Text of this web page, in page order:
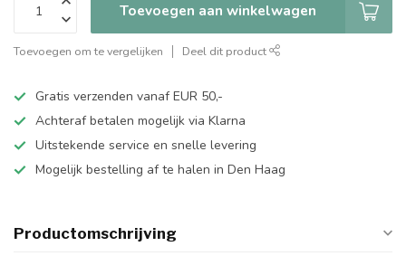
Toevoegen aan winkelwagen
Toevoegen om te vergelijken Deel dit product
Gratis verzenden vanaf EUR 50,-
Achteraf betalen mogelijk via Klarna
Uitstekende service en snelle levering
Mogelijk bestelling af te halen in Den Haag
Productomschrijving